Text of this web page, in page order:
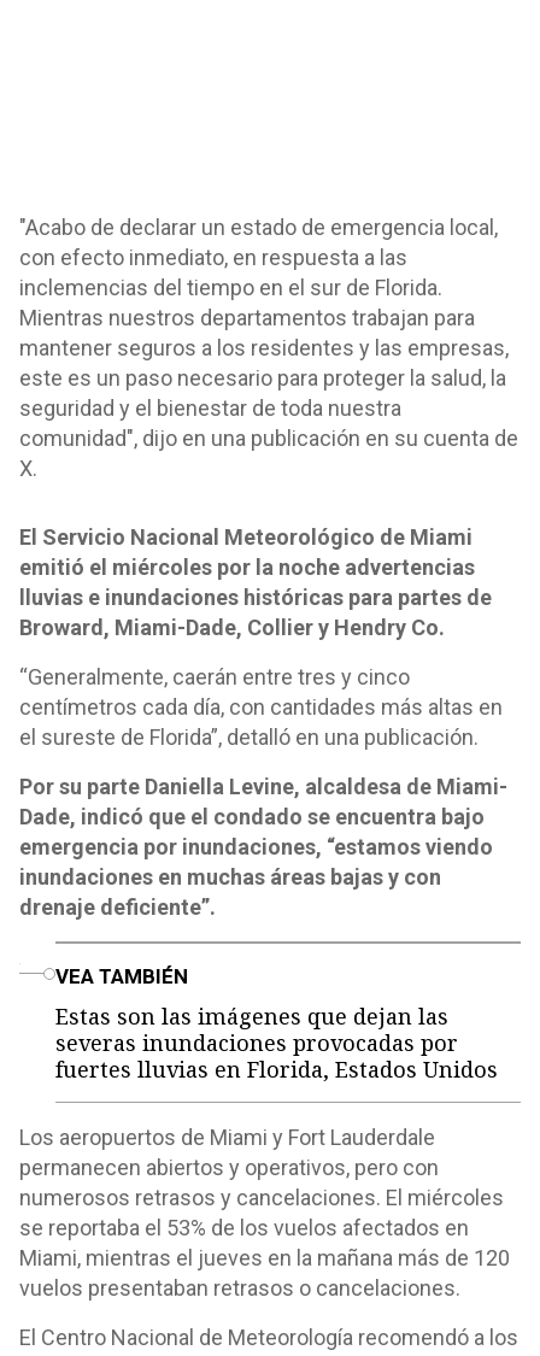
"Acabo de declarar un estado de emergencia local,
con efecto inmediato, en respuesta a las
inclemencias del tiempo en el sur de Florida.
Mientras nuestros departamentos trabajan para
mantener seguros a los residentes y las empresas,
este es un paso necesario para proteger la salud, la
seguridad y el bienestar de toda nuestra
comunidad", dijo en una publicación en su cuenta de
X.
El Servicio Nacional Meteorológico de Miami
emitió el miércoles por la noche advertencias
lluvias e inundaciones históricas para partes de
Broward, Miami-Dade, Collier y Hendry Co.
“Generalmente, caerán entre tres y cinco
centímetros cada día, con cantidades más altas en
el sureste de Florida”, detalló en una publicación.
Por su parte Daniella Levine, alcaldesa de Miami-
Dade, indicó que el condado se encuentra bajo
emergencia por inundaciones, “estamos viendo
inundaciones en muchas áreas bajas y con
drenaje deficiente”.
VEA TAMBIÉN
Estas son las imágenes que dejan las
severas inundaciones provocadas por
fuertes lluvias en Florida, Estados Unidos
Los aeropuertos de Miami y Fort Lauderdale
permanecen abiertos y operativos, pero con
numerosos retrasos y cancelaciones. El miércoles
se reportaba el 53% de los vuelos afectados en
Miami, mientras el jueves en la mañana más de 120
vuelos presentaban retrasos o cancelaciones.
El Centro Nacional de Meteorología recomendó a los